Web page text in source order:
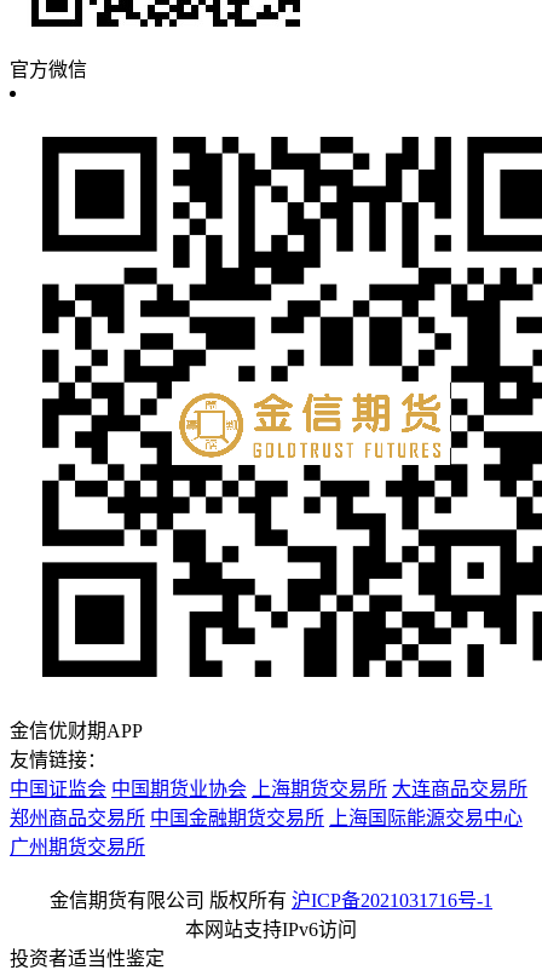
官方微信
金信优财期APP
友情链接：
中国证监会 中国期货业协会 上海期货交易所 大连商品交易所
郑州商品交易所 中国金融期货交易所
上海国际能源交易中心
广州期货交易所
金信期货有限公司 版权所有 沪ICP备2021031716号-1
本网站支持IPv6访问
投资者适当性鉴定